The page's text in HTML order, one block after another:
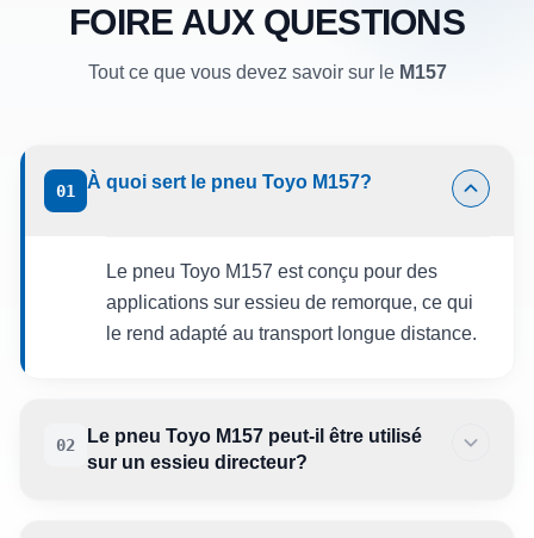
FOIRE AUX QUESTIONS
Tout ce que vous devez savoir sur le M157
01 À quoi sert le pneu Toyo M157?
Le pneu Toyo M157 est conçu pour des
applications sur essieu de remorque, ce qui
le rend adapté au transport longue distance.
02
Le pneu Toyo M157 peut-il être utilisé
sur un essieu directeur?